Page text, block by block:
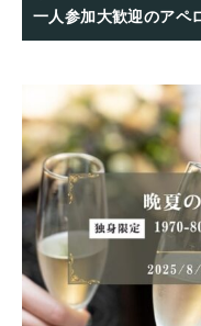
一人参加大歓迎のアペ